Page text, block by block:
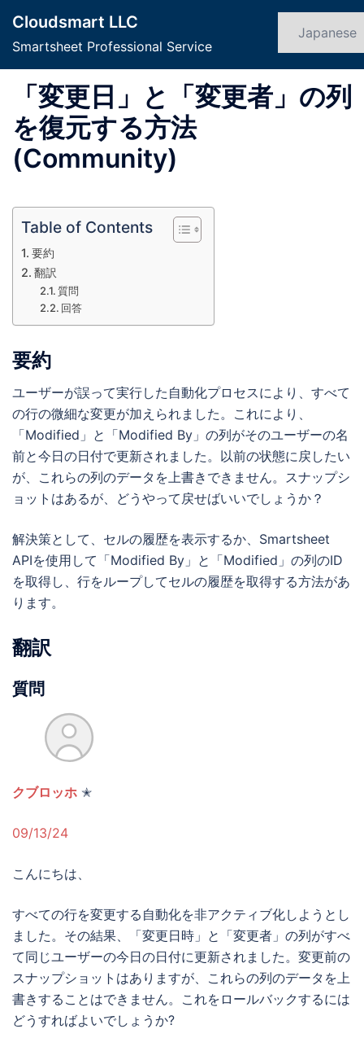
ン
Cloudsmart LLC
Smartsheet Professional Service
検
索
ト
グ
メ
「変更日」と「変更者」の列
を復元する方法
(Community)
Table of Contents
要約
翻訳
質問
回答
要約
ユーザーが誤って実行した自動化プロセスにより、すべて
の行の微細な変更が加えられました。これにより、
「Modified」と「Modified By」の列がそのユーザーの名
前と今日の日付で更新されました。以前の状態に戻したい
が、これらの列のデータを上書きできません。スナップシ
ョットはあるが、どうやって戻せばいいでしょうか？
解決策として、セルの履歴を表示するか、Smartsheet
APIを使用して「Modified By」と「Modified」の列のID
を取得し、行をループしてセルの履歴を取得する方法があ
ります。
翻訳
質問
クブロッホ ✭
09/13/24
こんにちは、
すべての行を変更する自動化を非アクティブ化しようとし
ました。その結果、「変更日時」と「変更者」の列がすべ
て同じユーザーの今日の日付に更新されました。変更前の
スナップショットはありますが、これらの列のデータを上
書きすることはできません。これをロールバックするには
どうすればよいでしょうか?